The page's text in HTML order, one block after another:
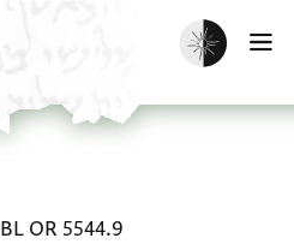
Enable dark
BL OR 5544.9